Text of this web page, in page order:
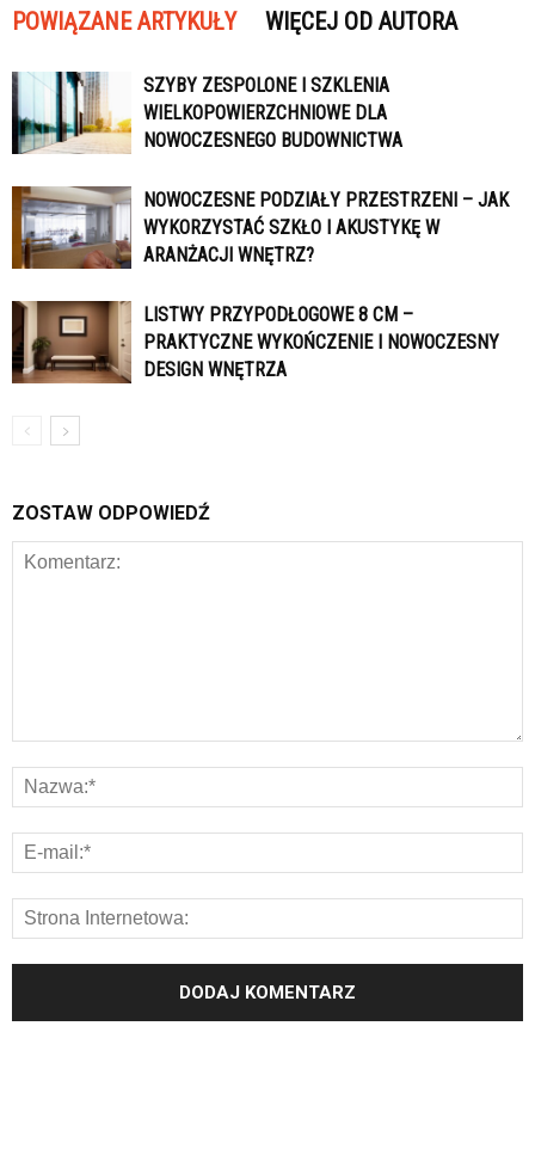
POWIĄZANE ARTYKUŁY WIĘCEJ OD AUTORA
SZYBY ZESPOLONE I SZKLENIA
WIELKOPOWIERZCHNIOWE DLA
NOWOCZESNEGO BUDOWNICTWA
NOWOCZESNE PODZIAŁY PRZESTRZENI – JAK
WYKORZYSTAĆ SZKŁO I AKUSTYKĘ W
ARANŻACJI WNĘTRZ?
LISTWY PRZYPODŁOGOWE 8 CM –
PRAKTYCZNE WYKOŃCZENIE I NOWOCZESNY
DESIGN WNĘTRZA
ZOSTAW ODPOWIEDŹ